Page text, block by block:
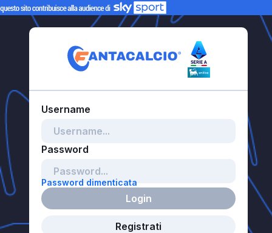
Password dimenticata
Login
Registrati